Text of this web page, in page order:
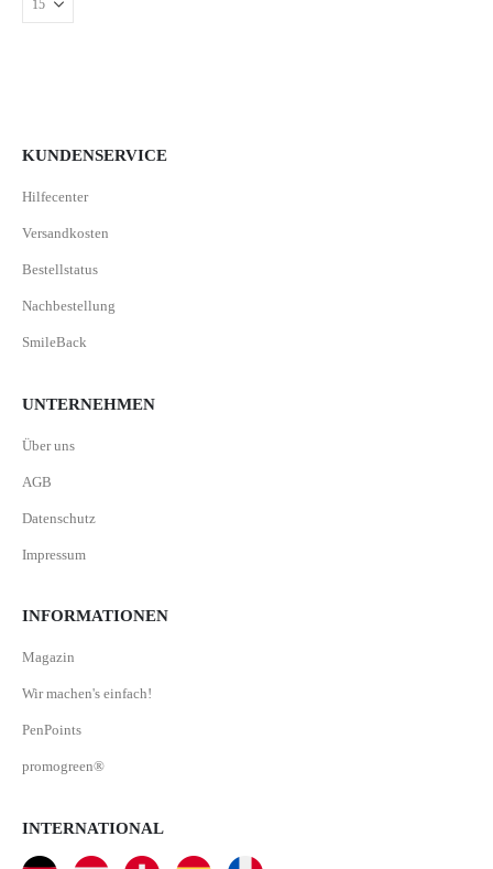
KUNDENSERVICE
Hilfecenter
Versandkosten
Bestellstatus
Nachbestellung
SmileBack
UNTERNEHMEN
Über uns
AGB
Datenschutz
Impressum
INFORMATIONEN
Magazin
Wir machen's einfach!
PenPoints
promogreen®
INTERNATIONAL